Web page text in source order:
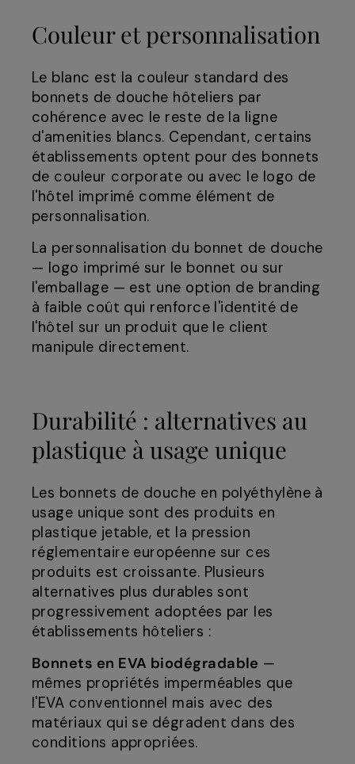
Couleur et personnalisation
Le blanc est la couleur standard des
bonnets de douche hôteliers par
cohérence avec le reste de la ligne
d'amenities blancs. Cependant, certains
établissements optent pour des bonnets
de couleur corporate ou avec le logo de
l'hôtel imprimé comme élément de
personnalisation.
La personnalisation du bonnet de douche
— logo imprimé sur le bonnet ou sur
l'emballage — est une option de branding
à faible coût qui renforce l'identité de
l'hôtel sur un produit que le client
manipule directement.
Durabilité : alternatives au
plastique à usage unique
Les bonnets de douche en polyéthylène à
usage unique sont des produits en
plastique jetable, et la pression
réglementaire européenne sur ces
produits est croissante. Plusieurs
alternatives plus durables sont
progressivement adoptées par les
établissements hôteliers :
Bonnets en EVA biodégradable —
mêmes propriétés imperméables que
l'EVA conventionnel mais avec des
matériaux qui se dégradent dans des
conditions appropriées.